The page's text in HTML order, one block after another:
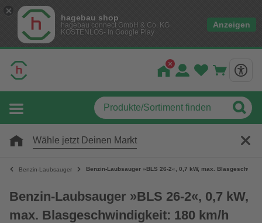
hagebau shop
hagebau connect GmbH & Co. KG
KOSTENLOS- In Google Play
Anzeigen
Wähle jetzt Deinen Markt
Benzin-Laubsauger Benzin-Laubsauger »BLS 26-2«, 0,7 kW, max.
Benzin-Laubsauger »BLS 26-2«, 0,7 kW,
max. Blasgeschwindigkeit: 180 km/h